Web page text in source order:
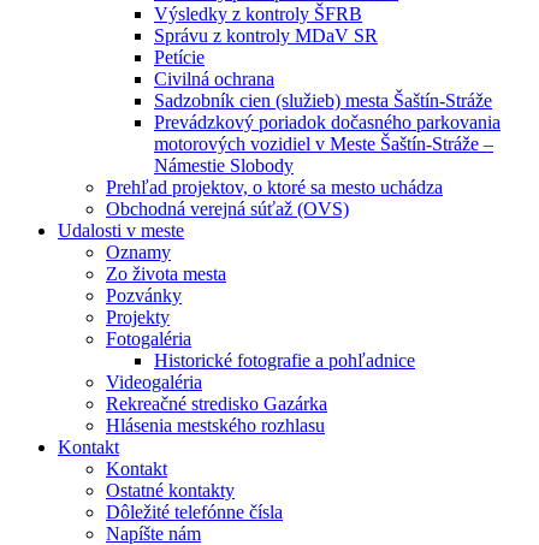
Výsledky z kontroly ŠFRB
Správu z kontroly MDaV SR
Petície
Civilná ochrana
Sadzobník cien (služieb) mesta Šaštín-Stráže
Prevádzkový poriadok dočasného parkovania
motorových vozidiel v Meste Šaštín-Stráže –
Námestie Slobody
Prehľad projektov, o ktoré sa mesto uchádza
Obchodná verejná súťaž (OVS)
Udalosti v meste
Oznamy
Zo života mesta
Pozvánky
Projekty
Fotogaléria
Historické fotografie a pohľadnice
Videogaléria
Rekreačné stredisko Gazárka
Hlásenia mestského rozhlasu
Kontakt
Kontakt
Ostatné kontakty
Dôležité telefónne čísla
Napíšte nám